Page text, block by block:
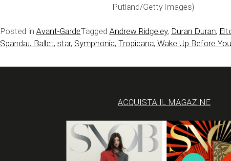
Putland/Getty Images)
Posted in Avant-GardeTagged Andrew Ridgeley, Duran Duran,
Spandau Ballet, star, Symphonia, Tropicana, Wake Up Before
ACQUISTA IL MAGAZINE